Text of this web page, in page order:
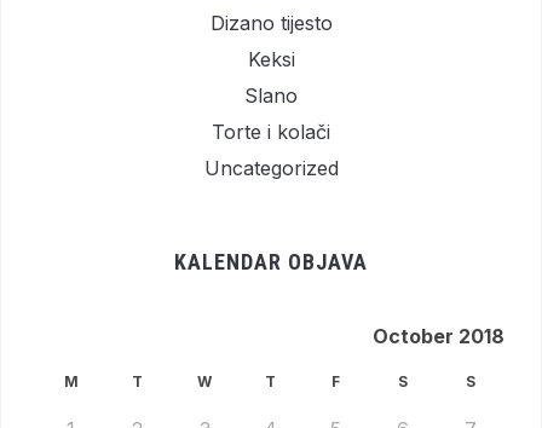
Dizano tijesto
Keksi
Slano
Torte i kolači
Uncategorized
KALENDAR OBJAVA
October 2018
M T W T F S S